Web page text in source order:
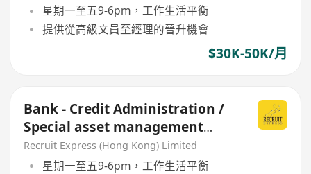
星期一至五9-6pm，工作生活平衡
提供從高級文員至經理的晉升機會
$30K-50K/月
Bank - Credit Administration /
Special asset management
(SME commercial loan)
Recruit Express (Hong Kong) Limited
星期一至五9-6pm，工作生活平衡